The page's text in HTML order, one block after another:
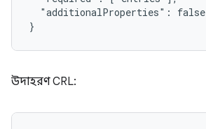
  "additionalProperties": false
}
উদাহরণ CRL: